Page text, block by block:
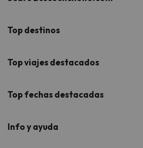
¿Quiénes somos?
Buscounchollo en los medios
Proveedores
Top destinos
Hoteles Andalucía
Hoteles Cataluña
Top viajes destacados
Viajes con Niños
Viajes de Novios
Top fechas destacadas
Verano
Info y ayuda